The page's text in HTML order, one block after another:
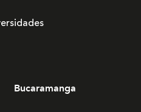
Bucaramanga